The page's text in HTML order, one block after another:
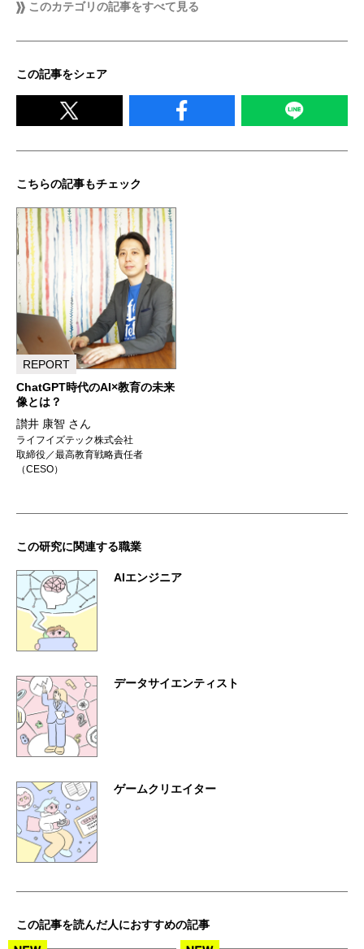
このカテゴリの記事をすべて見る
この記事をシェア
こちらの記事もチェック
REPORT
ChatGPT時代のAI×教育の未来
像とは？
讃井 康智 さん
ライフイズテック株式会社
取締役／最高教育戦略責任者
（CESO）
この研究に関連する職業
AIエンジニア
データサイエンティスト
ゲームクリエイター
この記事を読んだ人におすすめの記事